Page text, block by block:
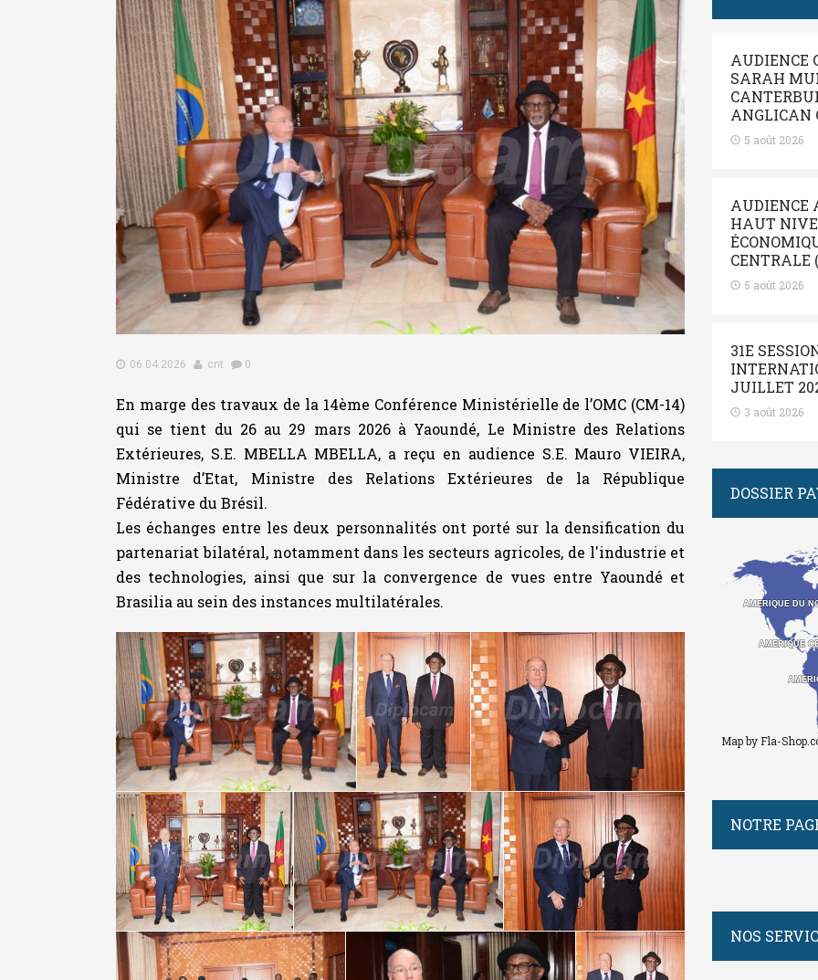
06.04.2026 cnt 0
En marge des travaux de la 14ème Conférence Ministérielle de l’OMC (CM-14)
qui se tient du 26 au 29 mars 2026 à Yaoundé, Le Ministre des Relations
Extérieures, S.E. MBELLA MBELLA, a reçu en audience S.E. Mauro VIEIRA,
Ministre d’Etat, Ministre des Relations Extérieures de la République
Fédérative du Brésil.
Les échanges entre les deux personnalités ont porté sur la densification du
partenariat bilatéral, notamment dans les secteurs agricoles, de l'industrie et
des technologies, ainsi que sur la convergence de vues entre Yaoundé et
Brasilia au sein des instances multilatérales.
AUDIENCE
SARAH
ANGLICAN
5 août 2026
AUDIENCE
HAUT
CENTRALE
5 août 2026
31E
JUILLET
3 août 2026
DOSSIER
AMERIQUE
AMERIQUE
AMERIQUE DU
AMERIQUE DU
Map by Fla-
NOTRE
NOS